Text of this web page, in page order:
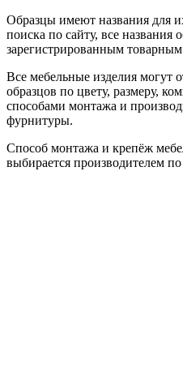
Образцы имеют названия для
поиска по сайту, все названия
зарегистрированным
Все мебельные изделия могут
образцов по цвету, размеру,
способами монтажа и
фурнитуры.
Способ монтажа и крепёж
выбирается производителем